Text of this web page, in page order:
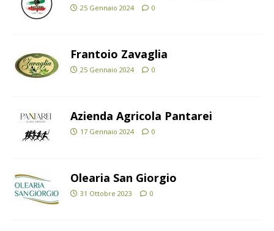
25 Gennaio 2024 0
Frantoio Zavaglia
25 Gennaio 2024 0
Azienda Agricola Pantarei
17 Gennaio 2024 0
Olearia San Giorgio
31 Ottobre 2023 0